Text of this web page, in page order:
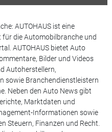
AUTOHAUS ist eine
die Automobilbranche und
AUTOHAUS bietet Auto
Bilder und Videos
Autoherstellern,
sowie Branchendienstleistern
Neben den Auto News gibt
Marktdaten und
Informationen sowie
Steuern, Finanzen und Recht.